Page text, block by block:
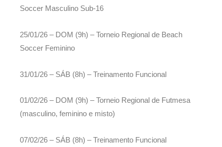
Soccer Masculino Sub-16
25/01/26 – DOM (9h) – Torneio Regional de Beach
Soccer Feminino
31/01/26 – SÁB (8h) – Treinamento Funcional
01/02/26 – DOM (9h) – Torneio Regional de Futmesa
(masculino, feminino e misto)
07/02/26 – SÁB (8h) – Treinamento Funcional